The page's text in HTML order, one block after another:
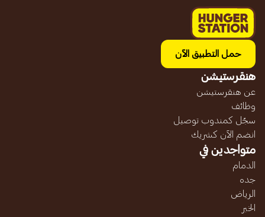
حمل التطبيق الآن
هنقرستيشن
عن هنقرستيشن
وظائف
سجّل كمندوب توصيل
انضم الآن كشريك
متواجدين في
الدمام
جده
الرياض
الخبر